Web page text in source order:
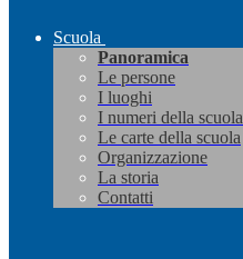
Scuola
Panoramica
Le persone
I luoghi
I numeri della scuola
Le carte della scuola
Organizzazione
La storia
Contatti